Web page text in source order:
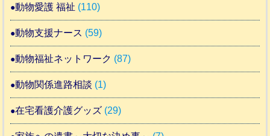
動物愛護 福祉 (110)
動物支援ナース (59)
動物福祉ネットワーク (87)
動物関係進路相談 (1)
在宅看護介護グッズ (29)